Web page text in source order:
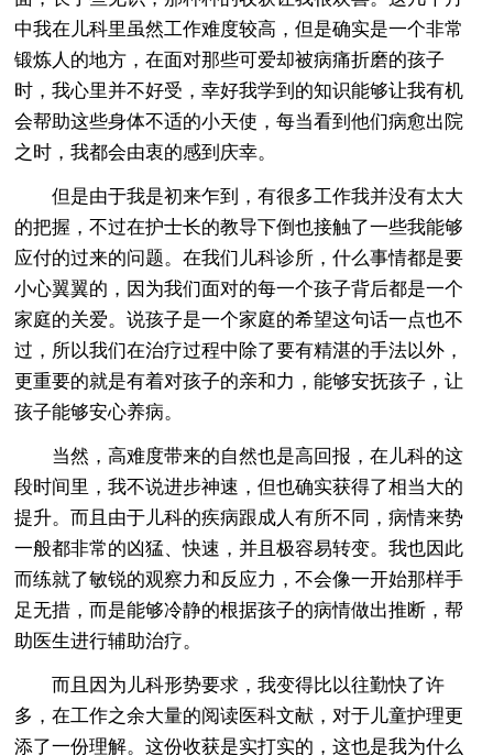
中我在儿科里虽然工作难度较高，但是确实是一个非常
锻炼人的地方，在面对那些可爱却被病痛折磨的孩子
时，我心里并不好受，幸好我学到的知识能够让我有机
会帮助这些身体不适的小天使，每当看到他们病愈出院
之时，我都会由衷的感到庆幸。
但是由于我是初来乍到，有很多工作我并没有太大
的把握，不过在护士长的教导下倒也接触了一些我能够
应付的过来的问题。在我们儿科诊所，什么事情都是要
小心翼翼的，因为我们面对的每一个孩子背后都是一个
家庭的关爱。说孩子是一个家庭的希望这句话一点也不
过，所以我们在治疗过程中除了要有精湛的手法以外，
更重要的就是有着对孩子的亲和力，能够安抚孩子，让
孩子能够安心养病。
当然，高难度带来的自然也是高回报，在儿科的这
段时间里，我不说进步神速，但也确实获得了相当大的
提升。而且由于儿科的疾病跟成人有所不同，病情来势
一般都非常的凶猛、快速，并且极容易转变。我也因此
而练就了敏锐的观察力和反应力，不会像一开始那样手
足无措，而是能够冷静的根据孩子的病情做出推断，帮
助医生进行辅助治疗。
而且因为儿科形势要求，我变得比以往勤快了许
多，在工作之余大量的阅读医科文献，对于儿童护理更
添了一份理解。这份收获是实打实的，这也是我为什么